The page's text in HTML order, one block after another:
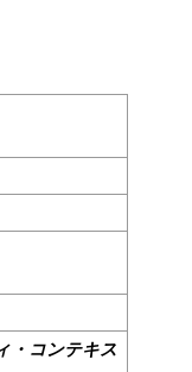
・コンテキス